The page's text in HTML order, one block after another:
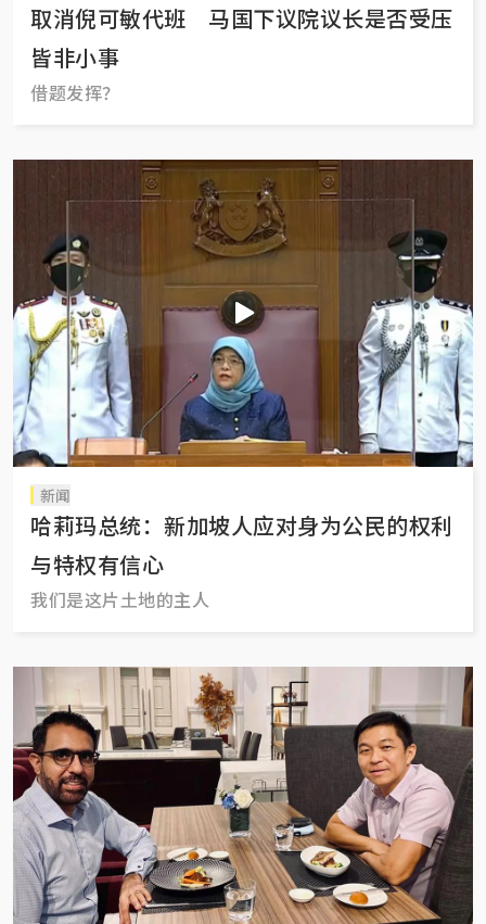
取消倪可敏代班 马国下议院议长是否受压
皆非小事
借题发挥？
新闻
哈莉玛总统：新加坡人应对身为公民的权利
与特权有信心
我们是这片土地的主人